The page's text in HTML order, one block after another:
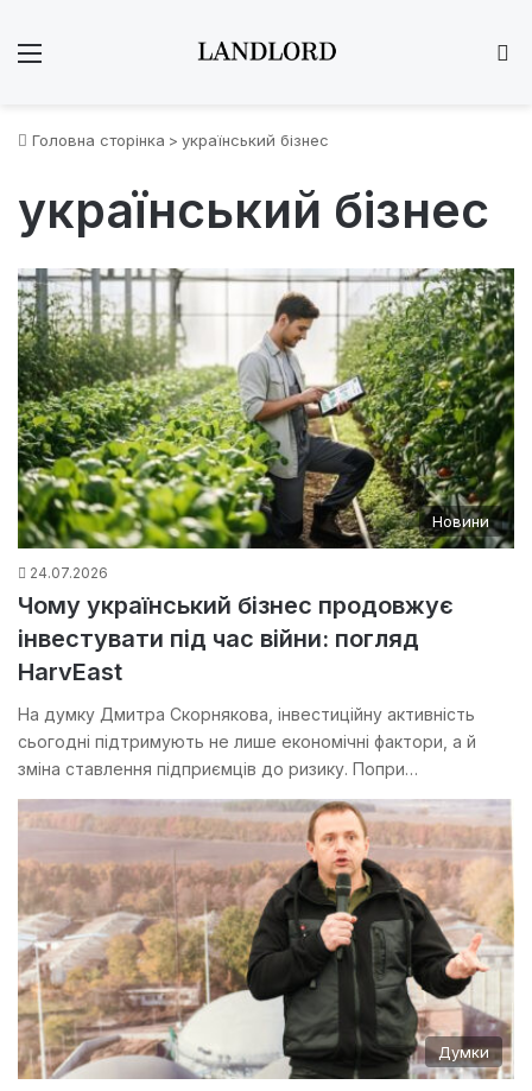
Головна сторінка > український бізнес
український бізнес
Новини
24.07.2026
Чому український бізнес продовжує
інвестувати під час війни: погляд
HarvEast
На думку Дмитра Скорнякова, інвестиційну активність
сьогодні підтримують не лише економічні фактори, а й
зміна ставлення підприємців до ризику. Попри…
Думки